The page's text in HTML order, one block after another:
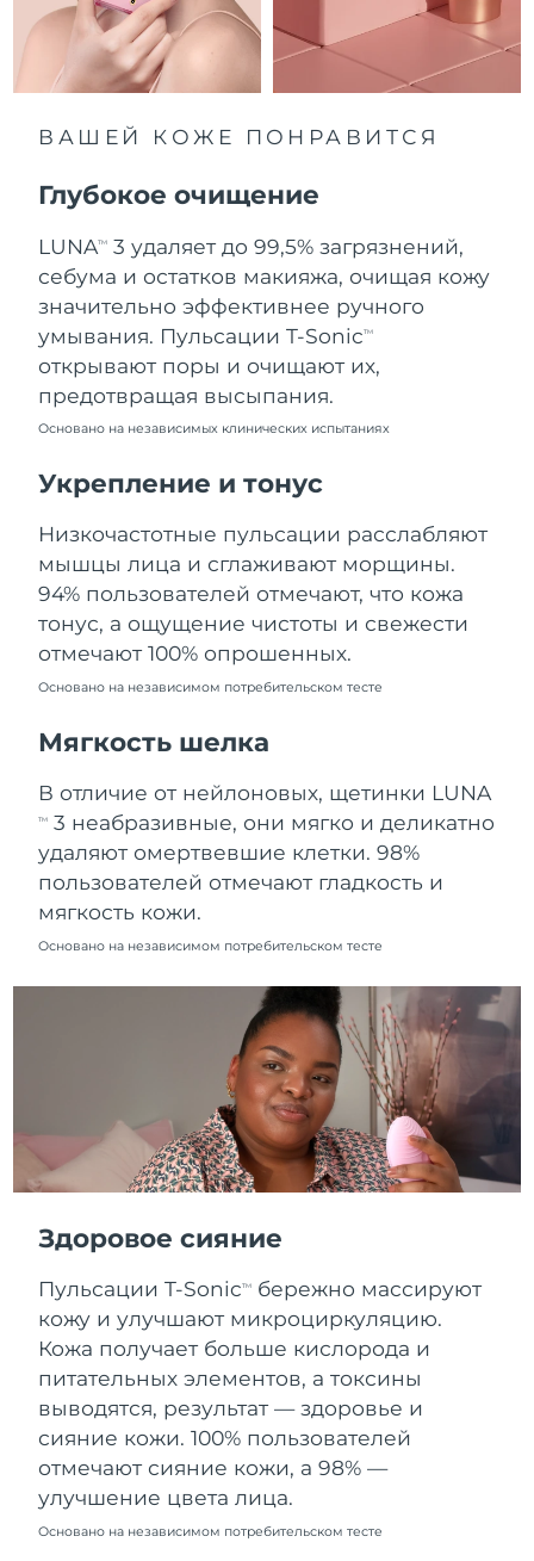
ВАШЕЙ КОЖЕ ПОНРАВИТСЯ
Глубокое очищение
LUNATM
3 удаляет до 99,5% загрязнений,
себума и остатков макияжа, очищая кожу
значительно эффективнее ручного
умывания. Пульсации T-SonicTM
открывают поры и очищают их,
предотвращая высыпания.
Основано на независимых клинических испытаниях
Укрепление и тонус
Низкочастотные пульсации расслабляют
мышцы лица и сглаживают морщины.
94% пользователей отмечают, что кожа
тонус, а ощущение чистоты и свежести
отмечают 100% опрошенных.
Основано на независимом потребительском тесте
Мягкость шелка
В отличие от нейлоновых, щетинки LUNA
TM
3 неабразивные, они мягко и деликатно
удаляют омертвевшие клетки. 98%
пользователей отмечают гладкость и
мягкость кожи.
Основано на независимом потребительском тесте
Здоровое сияние
Пульсации T-SonicTM
бережно массируют
кожу и улучшают микроциркуляцию.
Кожа получает больше кислорода и
питательных элементов, а токсины
выводятся, результат — здоровье и
сияние кожи. 100% пользователей
отмечают сияние кожи, а 98% —
улучшение цвета лица.
Основано на независимом потребительском тесте
12/08/2026
Нидерланды
Ожидаемая дата доставки
11/08/2026
Новая Зеландия
Ожидаемая дата доставки
11/08/2026
Норвегия
Ожидаемая дата доставки
Оман
Ожидаемая дата доставки
14/08/2026
Филиппины
Ожидаемая дата доставки
Польша
Португалия
Ожидаемая дата доставки
Пуэрто-Рико
Ожидаемая дата доставки
Катар
Ожидаемая дата доставки
Румыния
11/08/2026
Россия
Ожидаемая дата доставки
19/08/2026
Саудовская Аравия
Ожидаемая дата доставки
13/08/2026
Ожидаемая дата доставки
11/08/2026
Словения
Ожидаемая дата доставки
11/08/2026
Республика
Республика Корея
Ожидаемая дата доставки
13/08/2026
Ожидаемая дата доставки
11/08/2026
Швеция
Ожидаемая дата доставки
Швейцария
Ожидаемая дата доставки